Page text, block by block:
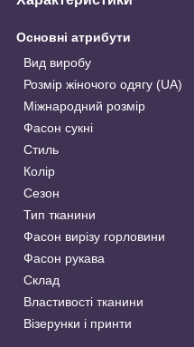
Основні атрибути
Вид виробу
Розмір жіночого одягу (UA)
Міжнародний розмір
Фасон сукні
Стиль
Колір
Сезон
Тип тканини
Фасон вирізу горловини
Фасон рукава
Склад
Властивості тканини
Візерунки і принти